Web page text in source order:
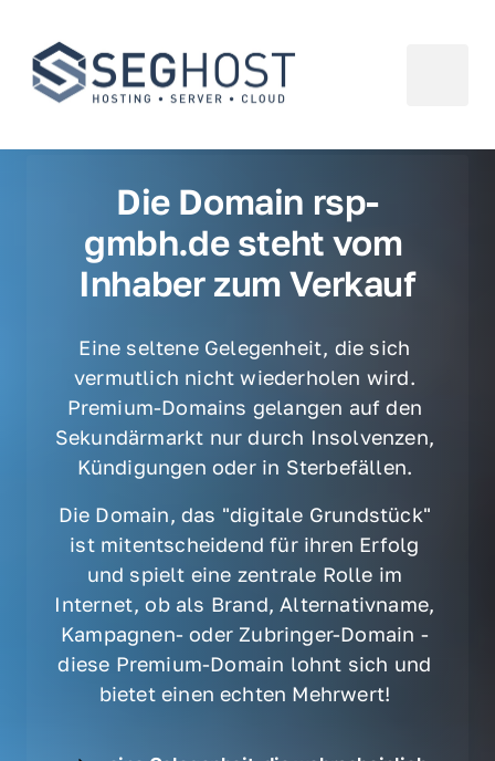
Die Domain rsp-
gmbh.de steht vom
Inhaber zum Verkauf
Eine seltene Gelegenheit, die sich
vermutlich nicht wiederholen wird.
Premium-Domains gelangen auf den
Sekundärmarkt nur durch Insolvenzen,
Kündigungen oder in Sterbefällen.
Die Domain, das "digitale Grundstück"
ist mitentscheidend für ihren Erfolg
und spielt eine zentrale Rolle im
Internet, ob als Brand, Alternativname,
Kampagnen- oder Zubringer-Domain -
diese Premium-Domain lohnt sich und
bietet einen echten Mehrwert!